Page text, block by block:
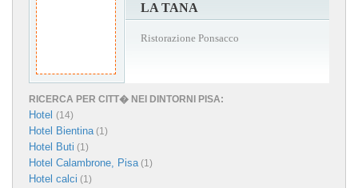
LA TANA
Ristorazione Ponsacco
RICERCA PER CITT� NEI DINTORNI PISA:
Hotel (14)
Hotel Bientina(1)
Hotel Buti (1)
Hotel Calambrone, Pisa(1)
Hotel calci (1)